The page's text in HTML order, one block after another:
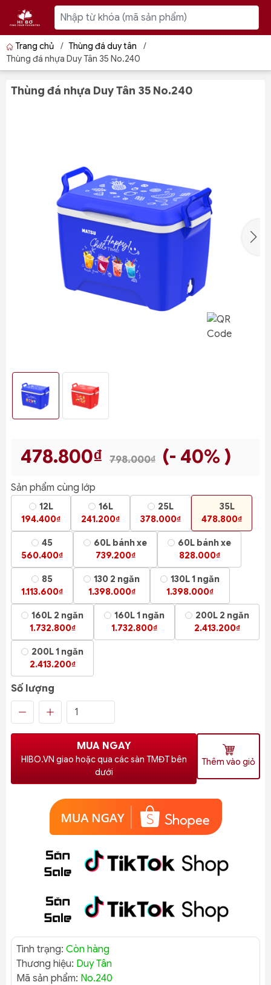
Trang chủ / Thùng đá duy tân
/
Thùng đá nhựa Duy Tân 35 No.240
Thùng đá nhựa Duy Tân 35 No.240
478.800₫ 798.000₫ (- 40% )
Sản phẩm cùng lớp
12L
194.400₫
16L
241.200₫
25L
378.000₫
35L
478.800₫
45
560.400₫
60L bánh xe
739.200₫
60L bánh xe
828.000₫
85
1.113.600₫
130 2 ngăn
1.398.000₫
130L 1 ngăn
1.398.000₫
160L 2 ngăn
1.732.800₫
160L 1 ngăn
1.732.800₫
200L 2 ngăn
2.413.200₫
200L 1 ngăn
2.413.200₫
Số lượng
MUA NGAY
HIBO.VN giao hoặc qua các sàn TMĐT bên
dưới
Thêm vào giỏ
Tình trạng: Còn hàng
Thương hiệu: Duy Tân
Mã sản phẩm: No.240